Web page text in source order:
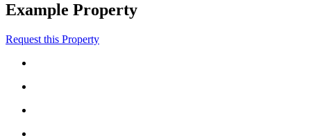
Example Property
Request this Property